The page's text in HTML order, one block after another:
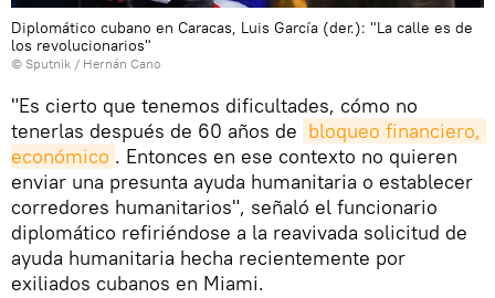
Diplomático cubano en Caracas, Luis García (der.): "La calle es de
los revolucionarios"
© Sputnik / Hernán Cano
"Es cierto que tenemos dificultades, cómo no
tenerlas después de 60 años de bloqueo financiero,
económico . Entonces en ese contexto no quieren
enviar una presunta ayuda humanitaria o establecer
corredores humanitarios", señaló el funcionario
diplomático refiriéndose a la reavivada solicitud de
ayuda humanitaria hecha recientemente por
exiliados cubanos en Miami.